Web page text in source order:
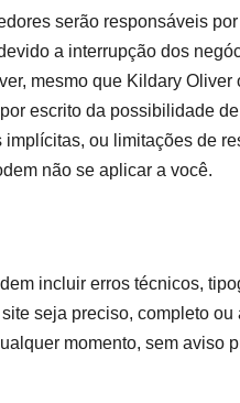
serão responsáveis
a interrupção dos
mesmo que Kildary
escrito da possibilidade
ou limitações de
não se aplicar a você.
incluir erros técnicos,
seja preciso, completo
momento, sem aviso